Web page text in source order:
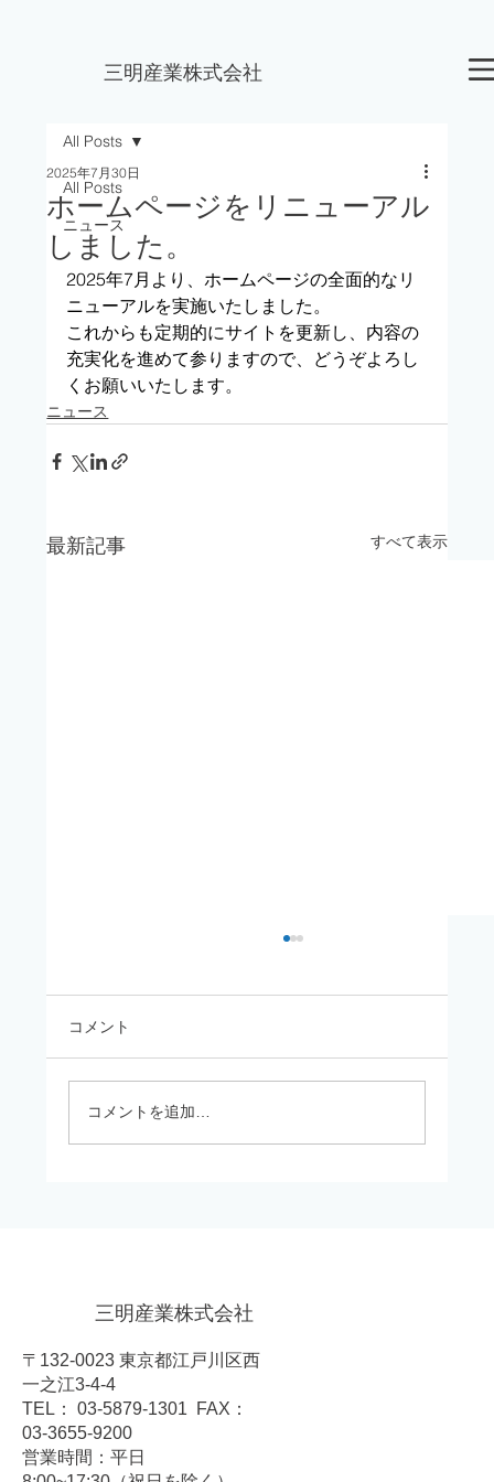
三明産業株式会社
All Posts
ニュース
All Posts
ホームページをリニューアル
しました。
2025年7月30日
2025年7月より、ホームページの全面的なリ
ニューアルを実施いたしました。
これからも定期的にサイトを更新し、内容の
充実化を進めて参りますので、どうぞよろし
くお願いいたします。
ニュース
最新記事 すべて表示
冬季休業のお知らせ
コメント
コメントを追加…
三明産業株式会社
〒132-0023 東京都江戸川区西
一之江3-4-4
TEL： 03-5879-1301 FAX：
03-3655-9200
営業時間：平日